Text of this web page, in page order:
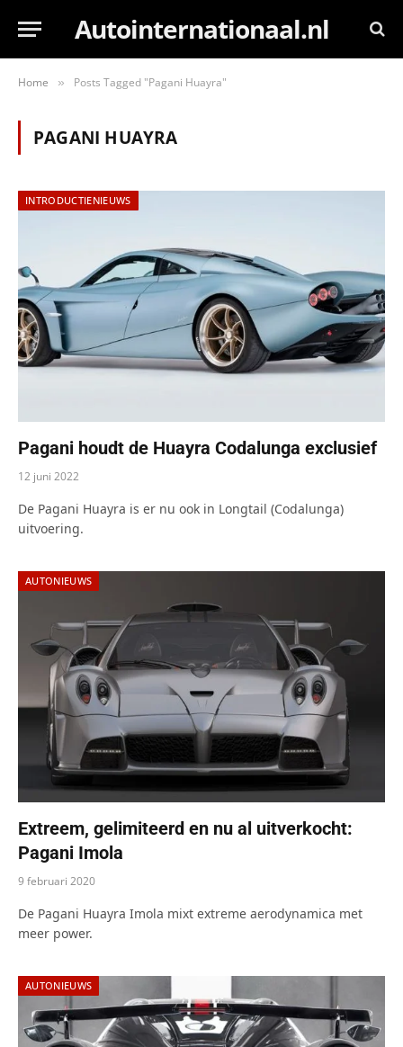
Autointernationaal.nl
Home » Posts Tagged "Pagani Huayra"
PAGANI HUAYRA
INTRODUCTIENIEUWS
Pagani houdt de Huayra Codalunga exclusief
12 juni 2022
De Pagani Huayra is er nu ook in Longtail (Codalunga)
uitvoering.
AUTONIEUWS
Extreem, gelimiteerd en nu al uitverkocht:
Pagani Imola
9 februari 2020
De Pagani Huayra Imola mixt extreme aerodynamica met
meer power.
AUTONIEUWS